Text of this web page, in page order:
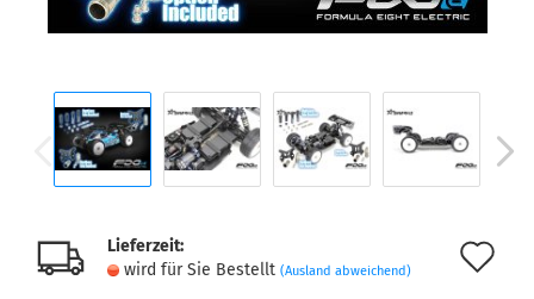
Lieferzeit:
wird für Sie Bestellt (Ausland abweichend)